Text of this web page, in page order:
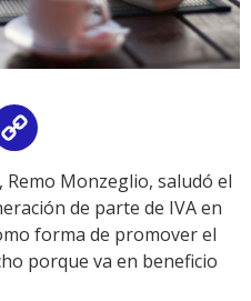
LinkMonzeglio, saludó el
de parte de IVA en
forma de promover el
porque va en beneficio